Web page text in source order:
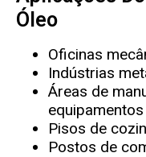
Óleo
Oficinas
Indústrias
Áreas de
equipamentos
Pisos de
Postos de